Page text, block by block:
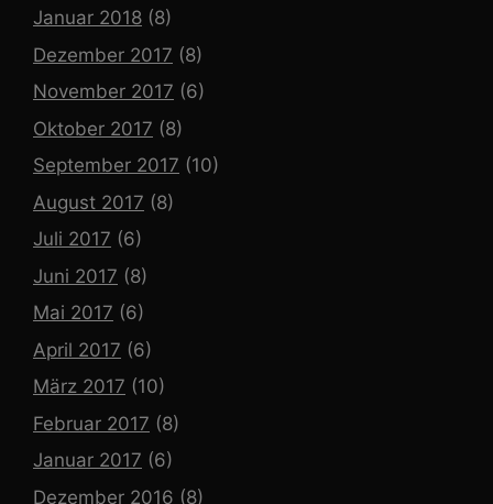
Januar 2018 (8)
Dezember 2017 (8)
November 2017 (6)
Oktober 2017 (8)
September 2017 (10)
August 2017 (8)
Juli 2017 (6)
Juni 2017 (8)
Mai 2017 (6)
April 2017 (6)
März 2017 (10)
Februar 2017 (8)
Januar 2017 (6)
Dezember 2016 (8)